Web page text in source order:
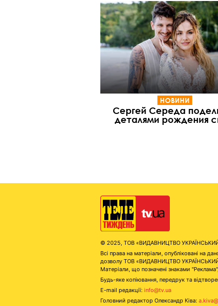
НОВИНИ
Сергей Середа
деталями рождения
© 2025, ТОВ «ВИДАВНИЦТВО УКРАЇНСЬКИЙ
Всі права на матеріали, опубліковані на
дозволу ТОВ «ВИДАВНИЦТВО УКРАЇНСЬКИЙ
Матеріали, що позначені знаками
Будь-яке копіювання, передрук та
E-mail редакції: info@tv.ua
Головний редактор Олександр Ківа: